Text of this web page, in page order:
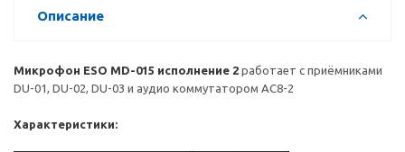
Описание
Микрофон ESO MD-015 исполнение 2 работает с приёмниками
DU-01, DU-02, DU-03 и аудио коммутатором AC8-2
Характеристики: